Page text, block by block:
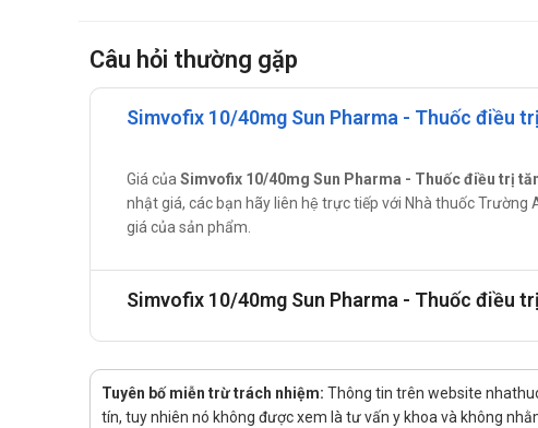
Điều trị tăng cholesterol máu nguyên phát: Thuốc này làm
triglycerid (TG), và cholesterol lipoprotein tỉ trọng không
hợp tử có tính chất gia đình và không có tính chất gia đình)
Bệnh nhân đã được điều trị với statin và ezetimib riêng rẽ.
Cách dùng – liều dùng của Simvofix 10/
Hướng dẫn sử dụng:
Liều dùng:
Khuyến cáo bắt đầu điều trị với liều thấp nhất mà
từng đợt cách nhau không dưới 04 tuần, cho tới khi
Câu hỏi thường gặp
Simvofix 10/40mg Sun Pharma - Thuốc điều
Giá của Simvofix 10/40mg Sun Pharma - Thuốc điều trị
nhật giá, các bạn hãy liên hệ trực tiếp với Nhà thuốc Trường
giá của sản phẩm.
Simvofix 10/40mg Sun Pharma - Thuốc điều
Tuyên bố miễn trừ trách nhiệm: Thông tin trên website
tín, tuy nhiên nó không được xem là tư vấn y khoa và không